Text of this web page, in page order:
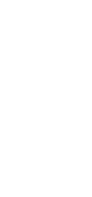
1월 2일 사이 겹
추가 제공(문의요
(쇼핑몰, 렌탈서
장 등)
1~3만원 내외